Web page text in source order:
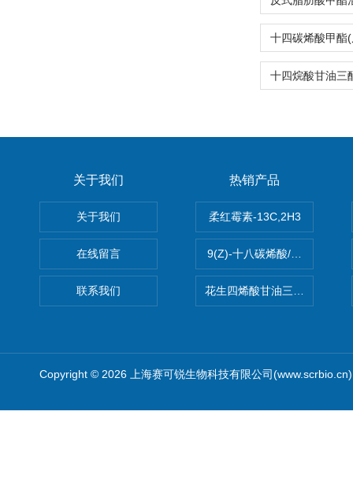
关于我们
关于我们
在线留言
联系我们
热销产品
柔红霉素-13C,2H3
9(Z)-十八碳烯酸/油酸
花生四烯酸甘油三酯(顺式-
Copyright © 2026 上海赛可锐生物科技有限公司